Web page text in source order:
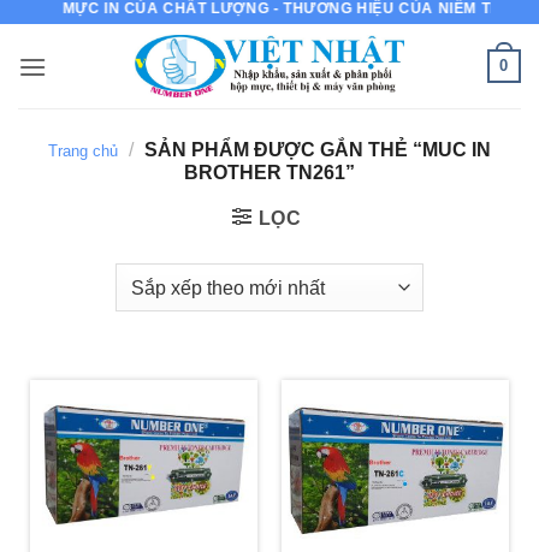
nội
MỰC IN CỦA CHẤT LƯỢNG - THƯƠNG HIỆU CỦA NIỀM TIN
0
Trang chủ / SẢN PHẨM ĐƯỢC GẮN THẺ “MUC IN
BROTHER TN261”
LỌC